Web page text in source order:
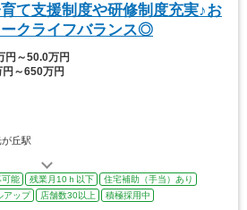
育て支援制度や研修制度充実♪お
クライフバランス◎
円～50.0万円
円～650万円
丘駅
可能 残業月10ｈ以下
住宅補助（手当）あり
アップ 店舗数30以上 積極採用中